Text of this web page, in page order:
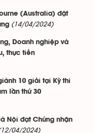
(Australia) đặt
(14/04/2024)
Doanh nghiệp và
thực tiễn
10 giải tại Kỳ thi
lần thứ 30
Nội đạt Chứng nhận
04/2024)